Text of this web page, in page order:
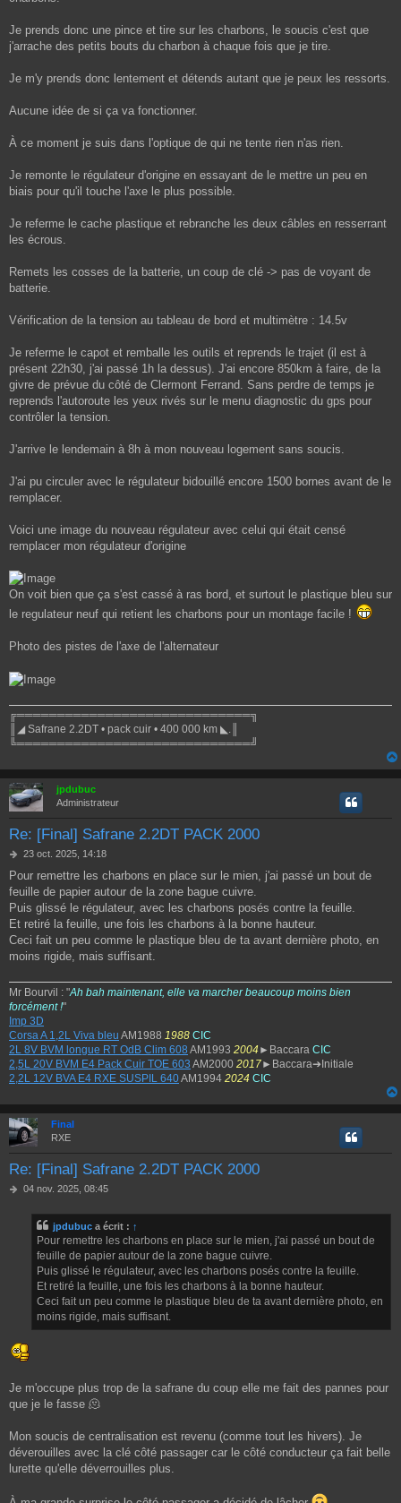
Je prends donc une pince et tire sur les charbons, le soucis c'est que
j'arrache des petits bouts du charbon à chaque fois que je tire.
Je m'y prends donc lentement et détends autant que je peux les ressorts.
Aucune idée de si ça va fonctionner.
À ce moment je suis dans l'optique de qui ne tente rien n'as rien.
Je remonte le régulateur d'origine en essayant de le mettre un peu en
biais pour qu'il touche l'axe le plus possible.
Je referme le cache plastique et rebranche les deux câbles en resserrant
les écrous.
Remets les cosses de la batterie, un coup de clé -> pas de voyant de
batterie.
Vérification de la tension au tableau de bord et multimètre : 14.5v
Je referme le capot et remballe les outils et reprends le trajet (il est à
présent 22h30, j'ai passé 1h la dessus). J'ai encore 850km à faire, de la
givre de prévue du côté de Clermont Ferrand. Sans perdre de temps je
reprends l'autoroute les yeux rivés sur le menu diagnostic du gps pour
contrôler la tension.
J'arrive le lendemain à 8h à mon nouveau logement sans soucis.
J'ai pu circuler avec le régulateur bidouillé encore 1500 bornes avant de le
remplacer.
Voici une image du nouveau régulateur avec celui qui était censé
remplacer mon régulateur d'origine
On voit bien que ça s'est cassé à ras bord, et surtout le plastique bleu sur
le regulateur neuf qui retient les charbons pour un montage facile !
Photo des pistes de l'axe de l'alternateur
╔═════════════════════════════╗
║◢ Safrane 2.2DT • pack cuir • 400 000 km ◣.║
╚═════════════════════════════╝
jpdubuc
Administrateur
Re: [Final] Safrane 2.2DT PACK 2000
M
s
s
a
g
23 oct. 2025, 14:18
Pour remettre les charbons en place sur le mien, j'ai passé un bout de
feuille de papier autour de la zone bague cuivre.
Puis glissé le régulateur, avec les charbons posés contre la feuille.
Et retiré la feuille, une fois les charbons à la bonne hauteur.
Ceci fait un peu comme le plastique bleu de ta avant dernière photo, en
moins rigide, mais suffisant.
Mr Bourvil : "Ah bah maintenant, elle va marcher beaucoup moins bien
forcément !"
Imp 3D
Corsa A 1,2L Viva bleu AM1988 1988 CIC
2L 8V BVM longue RT OdB Clim 608 AM1993 2004 ►Baccara CIC
2,5L 20V BVM E4 Pack Cuir TOE 603 AM2000 2017►Baccara➔Initiale
2,2L 12V BVA E4 RXE SUSPIL 640AM1994 2024 CIC
Final
RXE
Re: [Final] Safrane 2.2DT PACK 2000
M
04 nov. 2025, 08:45
jpdubuc a écrit : ↑
Pour remettre les charbons en place sur le mien, j'ai passé un bout de
feuille de papier autour de la zone bague cuivre.
Puis glissé le régulateur, avec les charbons posés contre la feuille.
Et retiré la feuille, une fois les charbons à la bonne hauteur.
Ceci fait un peu comme le plastique bleu de ta avant dernière photo, en
moins rigide, mais suffisant.
Je m'occupe plus trop de la safrane du coup elle me fait des pannes pour
que je le fasse 🫠
Mon soucis de centralisation est revenu (comme tout les hivers). Je
déverouilles avec la clé côté passager car le côté conducteur ça fait belle
lurette qu'elle déverrouilles plus.